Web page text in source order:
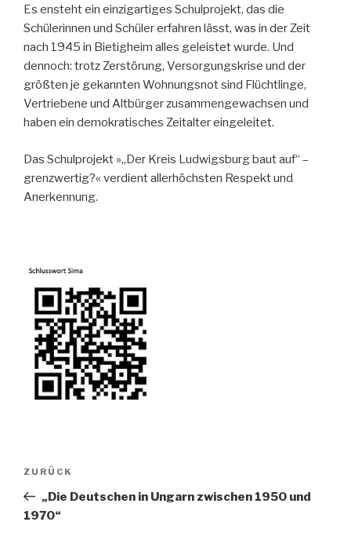
Es ensteht ein einzigartiges Schulprojekt, das die
Schülerinnen und Schüler erfahren lässt, was in der Zeit
nach 1945 in Bietigheim alles geleistet wurde. Und
dennoch: trotz Zerstörung, Versorgungskrise und der
größten je gekannten Wohnungsnot sind Flüchtlinge,
Vertriebene und Altbürger zusammengewachsen und
haben ein demokratisches Zeitalter eingeleitet.
Das Schulprojekt »„Der Kreis Ludwigsburg baut auf“ –
grenzwertig?« verdient allerhöchsten Respekt und
Anerkennung.
Beitragsnavigation
Vorheriger
Beitrag
ZURÜCK
„Die Deutschen in Ungarn zwischen 1950 und
1970“